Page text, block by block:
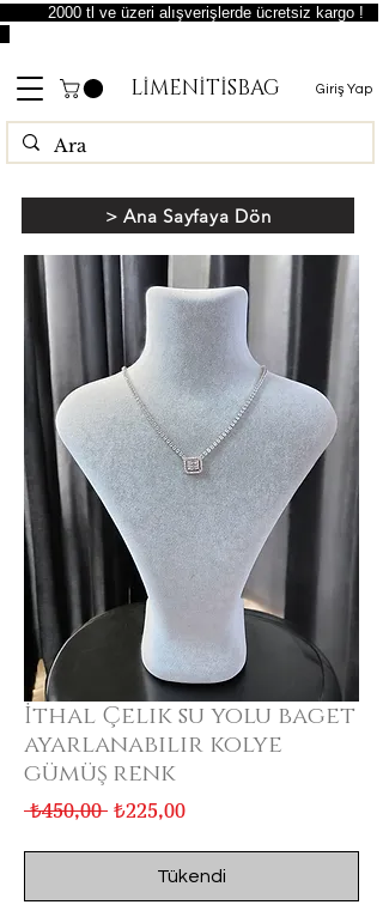
LİMENİTİSBAG Giriş Yap
2000 tl ve üzeri alışverişlerde ücretsiz kargo !
İthal Çelik su yolu baget
ayarlanabilir kolye
gümüş renk
₺450,00 Normal
₺225,00İndirimli
Tükendi
> Ana Sayfaya Dön